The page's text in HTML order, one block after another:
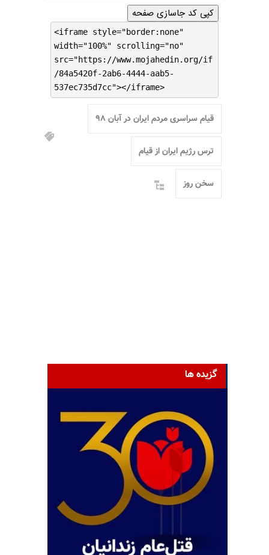
کپی کد جاسازی صفحه
<iframe style="border:none"
width="100%" scrolling="no"
src="https://www.mojahedin.org/if
/84a5420f-2ab6-4444-aab5-
537ec735d7cc"></iframe>
قیام سراسری مردم ایران در آبان ۹۸
ترس رژیم ایران از قیام
سخن روز
گزیده ها